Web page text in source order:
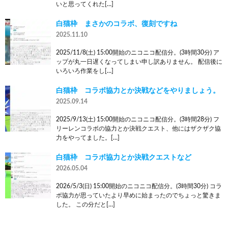
いと思ってくれた[…]
白猫枠 まさかのコラボ、復刻ですね
2025.11.10
2025/11/8(土) 15:00開始のニコニコ配信分。(3時間30分) ア
ップが丸一日遅くなってしまい申し訳ありません。 配信後に
いろいろ作業をし[…]
白猫枠 コラボ協力とか決戦などをやりましょう。
2025.09.14
2025/9/13(土) 15:00開始のニコニコ配信分。(3時間28分) フ
リーレンコラボの協力とか決戦クエスト、他にはザクザク協
力をやってました。[…]
白猫枠 コラボ協力とか決戦クエストなど
2026.05.04
2026/5/3(日) 15:00開始のニコニコ配信分。(3時間30分) コラ
ボ協力が思っていたより早めに始まったのでちょっと驚きま
した。 この分だと[…]